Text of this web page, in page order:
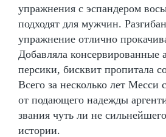
упражнения с эспандером
подходят для мужчин.
упражнение отлично
Добавляла консервированные
персики, бисквит пропитала
Всего за несколько лет Месси
от подающего надежды
звания чуть ли не
истории.